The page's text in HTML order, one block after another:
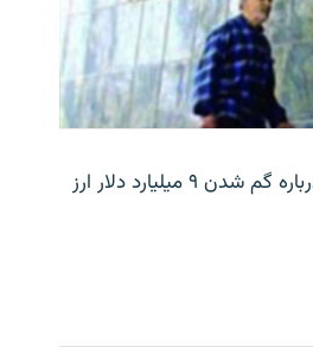
بانک مرکزی ایران روز جمعه با انتشار اطلاعیه‌ای، گفته‌های یک نماینده مجلس درباره گم شدن ۹ میلیارد دلار ارز